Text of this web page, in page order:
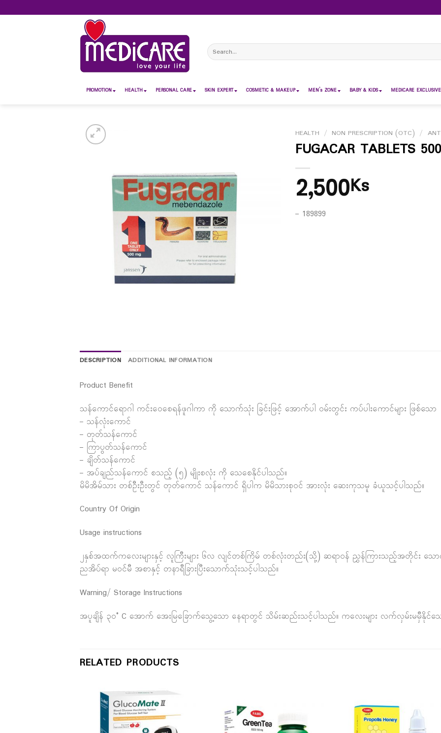
to
Search
for:
PROMOTION HEALTH PERSONAL CARE SKIN EXPERT COSMETIC & MAKEUP MEN’s ZONE BABY & KIDS MEDICARE
HEALTH / NON PRESCRIPTION (OTC) /
FUGACAR TABLETS
2,500Ks
– 189899
DESCRIPTION ADDITIONAL INFORMATION
Product Benefit
သန်ကောင်ရောဂါ ကင်းဝေစေရန်ဖူဂါကာ ကို သောက်သုံး ခြင်းဖြင့် အောက်ပါ ဝမ်းတွင်း ကပ်ပါးကောင်များ ဖြစ်သော
– သန်လုံးကောင်
– တုတ်သန်ကောင်
– ကြာပွတ်သန်ကောင်
– ချိတ်သန်ကောင်
– အပ်ချည်သန်ကောင် စသည့် (၅) မျိုးစလုံး ကို သေစေနိုင်ပါသည်။
မိမိအိမ်သား တစ်ဦးဦးတွင် တုတ်ကောင် သန်ကောင် ရှိပါက မိမိသားစုဝင် အားလုံး ဆေးကုသမူ ခံယူသင့်ပါသည်။
Country Of Origin
Usage instructions
၂နှစ်အထက်ကလေးများနှင့် လူကြီးများ ၆လ လျင်တစ်ကြိမ် တစ်လုံးတည်း(သို့) ဆရာ၀န် ညွှန်ကြားသည့်အတိုင်း သေ
ညအိပ်ရာ မ၀င်မီ အစာနှင့် တနာရီခြားပြီးသောက်သုံးသင့်ပါသည်။
Warning/ Storage Instructions
အပူချိန် ၃၀° C အောက် အေးမြခြောက်သွေ့သော နေရာတွင် သိမ်းဆည်းသင့်ပါသည်။ ကလေးများ လက်လှမ်းမမှီနိုင်သေ
RELATED PRODUCTS